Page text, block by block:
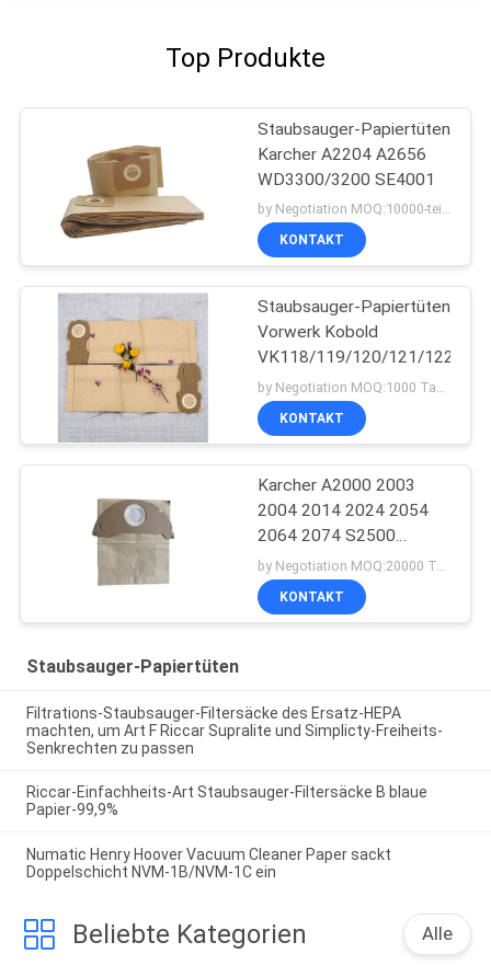
Top Produkte
Staubsauger-Papiertüten
Karcher A2204 A2656
WD3300/3200 SE4001
by Negotiation MOQ:10000-teilig/Stücke
KONTAKT
Staubsauger-Papiertüten
Vorwerk Kobold
VK118/119/120/121/122/
by Negotiation MOQ:1000 Tasche/Taschen
KONTAKT
Karcher A2000 2003
2004 2014 2024 2054
2064 2074 S2500
WD2200 2210 2240
Staubsauger-Papiertüten
KONTAKT
Staubsauger-Papiertüten
Filtrations-Staubsauger-Filtersäcke des Ersatz-HEPA
machten, um Art F Riccar Supralite und Simplicty-Freiheits-
Senkrechten zu passen
Riccar-Einfachheits-Art Staubsauger-Filtersäcke B blaue
Papier-99,9%
Numatic Henry Hoover Vacuum Cleaner Paper sackt
Doppelschicht NVM-1B/NVM-1C ein
Beliebte Kategorien Alle